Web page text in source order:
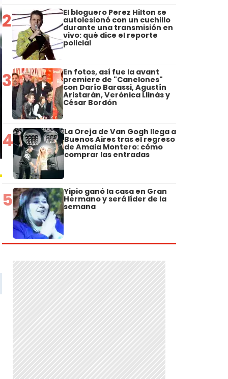
2 El bloguero Perez Hilton se
autolesionó con un cuchillo
durante una transmisión en
vivo: qué dice el reporte
policial
3 En fotos, así fue la avant
premiere de "Canelones"
con Darío Barassi, Agustín
Aristarán, Verónica Llinás y
César Bordón
4 La Oreja de Van Gogh llega a
Buenos Aires tras el regreso
de Amaia Montero: cómo
comprar las entradas
5 Yipio ganó la casa en Gran
Hermano y será líder de la
semana